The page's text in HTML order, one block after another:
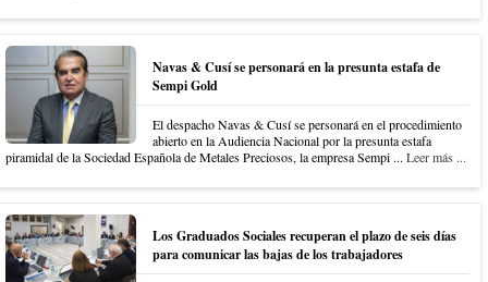
Navas & Cusí se personará en la presunta estafa de
Sempi Gold
El despacho Navas & Cusí se personará en el procedimiento
abierto en la Audiencia Nacional por la presunta estafa
piramidal de la Sociedad Española de Metales Preciosos, la empresa Sempi ... Leer más ...
Los Graduados Sociales recuperan el plazo de seis días
para comunicar las bajas de los trabajadores